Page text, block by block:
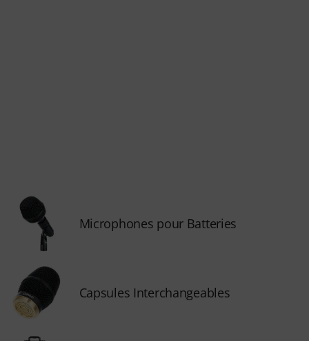
Microphones pour Batteries
Capsules Interchangeables